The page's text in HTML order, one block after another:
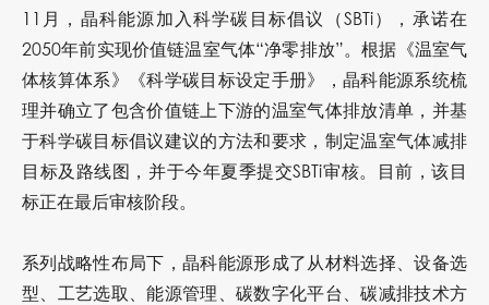
11月，晶科能源加入科学碳目标倡议（SBTi），承诺在
2050年前实现价值链温室气体“净零排放”。根据《温室气
体核算体系》《科学碳目标设定手册》，晶科能源系统梳
理并确立了包含价值链上下游的温室气体排放清单，并基
于科学碳目标倡议建议的方法和要求，制定温室气体减排
目标及路线图，并于今年夏季提交SBTi审核。目前，该目
标正在最后审核阶段。
系列战略性布局下，晶科能源形成了从材料选择、设备选
型、工艺选取、能源管理、碳数字化平台、碳减排技术方